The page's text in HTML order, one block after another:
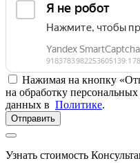
Нажимая на кнопку
на обработку
данных в Политике.
Отправить
Узнать стоимость